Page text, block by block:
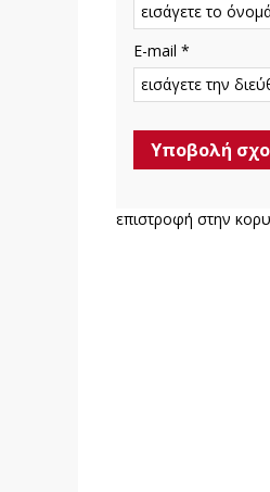
E-mail *
επιστροφή στην